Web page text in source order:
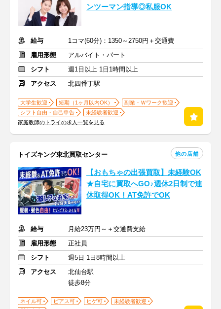
ンツーマン指導◎私服OK
給与
1コマ(60分)：1350～2750円＋交通費
雇用形態
アルバイト・パート
シフト
週1日以上 1日1時間以上
アクセス
北四番丁駅
大学生歓迎 短期（1ヶ月以内OK）
副業・Ｗワーク歓迎
シフト自由・自己申告
未経験者歓迎
家庭教師のトライの求人一覧を見る
トイズキング東北買取センター 他の店舗
【おもちゃの出張買取】未経験OK
★自宅に買取へGO♪週休2日制で連
休取得OK！AT免許でOK
給与
月給23万円～＋交通費支給
雇用形態
正社員
シフト
週5日 1日8時間以上
アクセス
北仙台駅
徒歩8分
ネイル可 ピアス可 ヒゲ可
未経験者歓迎